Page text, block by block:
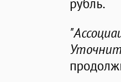
рубль.